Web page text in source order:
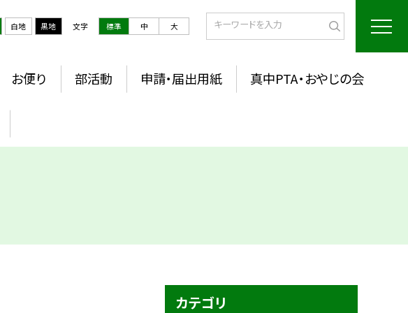
白地 黒地 文字 標準 中 大
お便り 部活動 申請・届出用紙 真中PTA・おやじの会
カテゴリ